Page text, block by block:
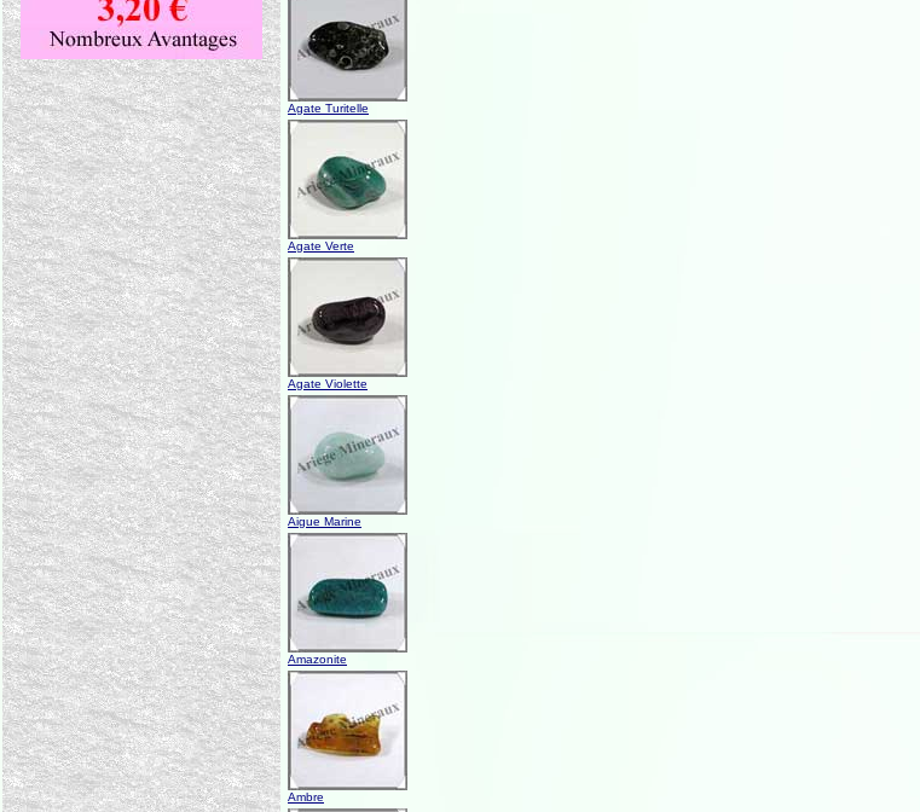
Agate Turitelle
Agate Verte
Agate Violette
Aigue Marine
Amazonite
Ambre